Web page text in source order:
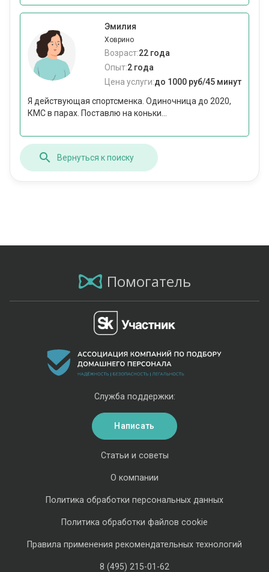
Эмилия
Ховрино
Возраст:22 года
Опыт:2 года
Цена услуги:до 1000 руб/45 минут
Я действующая спортсменка. Одиночница до 2020,
КМС в парах. Поставлю на коньки...
Вернуться к поиску
Помогатель
Статьи и советы
О компании
Политика обработки персональных данных
Политика обработки файлов cookie
Правила применения рекомендательных технологий
8 (495) 215-01-62
Служба поддержки:
Написать